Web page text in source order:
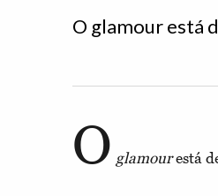
O glamour está
O glamourestá